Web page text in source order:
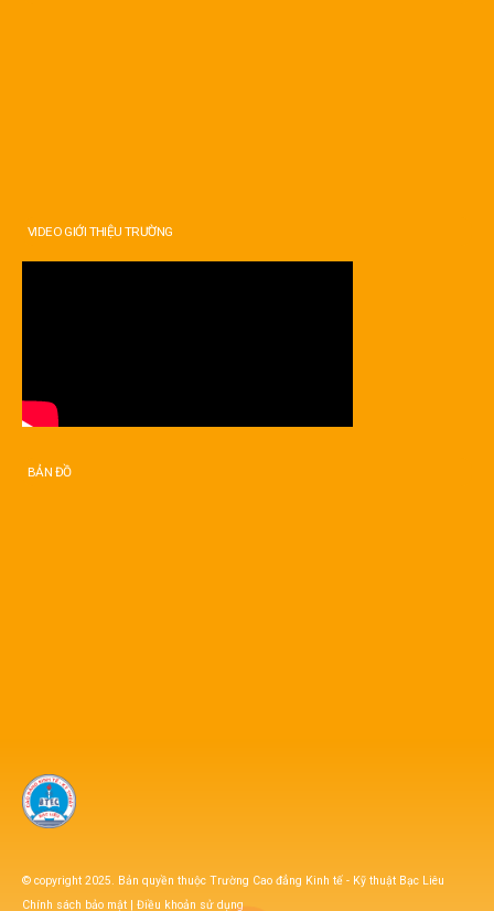
VIDEO GIỚI THIỆU TRƯỜNG
BẢN ĐỒ
© copyright 2025. Bản quyền thuộc Trường Cao đẳng Kinh tế - Kỹ thuật Bạc Liêu
Chính sách bảo mật | Điều khoản sử dụng